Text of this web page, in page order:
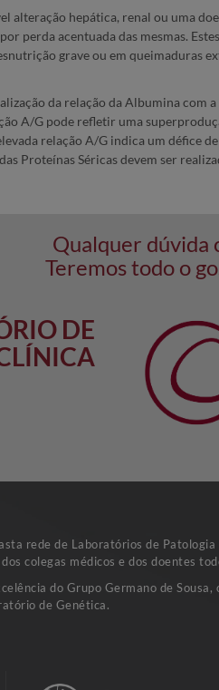
alteração hepática, renal ou uma
perda acentuada das mesmas.
grave ou em queimaduras
da relação da Albumina com
A/G pode refletir uma
relação A/G indica um défice
Proteínas Séricas devem ser
Qualquer dúvida
Teremos todo o
DE
rede de Laboratórios de
colegas médicos e dos doentes
do Grupo Germano de
de Genética.